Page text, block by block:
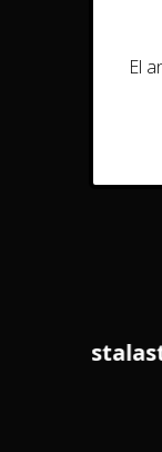
El
instalaste